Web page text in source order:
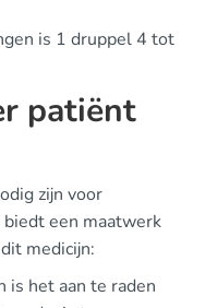
is 1 druppel 4 tot
patiënt
zijn voor
een maatwerk
medicijn:
is het aan te raden